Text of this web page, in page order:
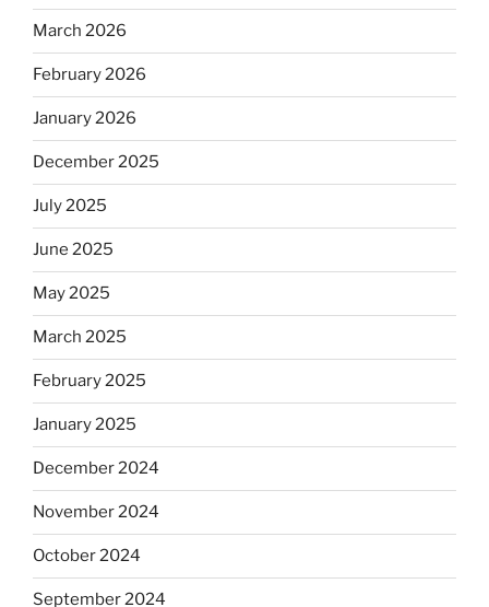
March 2026
February 2026
January 2026
December 2025
July 2025
June 2025
May 2025
March 2025
February 2025
January 2025
December 2024
November 2024
October 2024
September 2024